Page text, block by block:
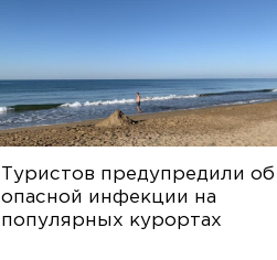
Туристов предупредили об
опасной инфекции на
популярных курортах